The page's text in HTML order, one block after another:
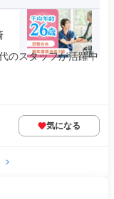
のスタッフが活躍中
気になる